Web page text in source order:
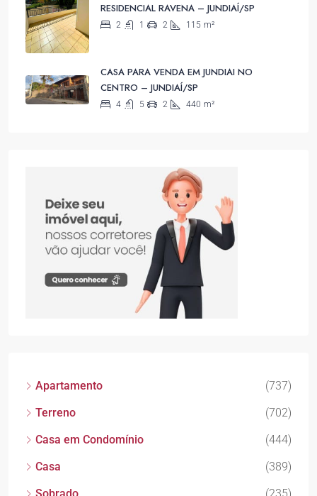
RESIDENCIAL RAVENA – JUNDIAÍ/SP
2 1 2 115 m²
CASA PARA VENDA EM JUNDIAI NO
CENTRO – JUNDIAÍ/SP
4 5 2 440 m²
Apartamento
(737)
Terreno
(702)
Casa em Condomínio
(444)
Casa
(389)